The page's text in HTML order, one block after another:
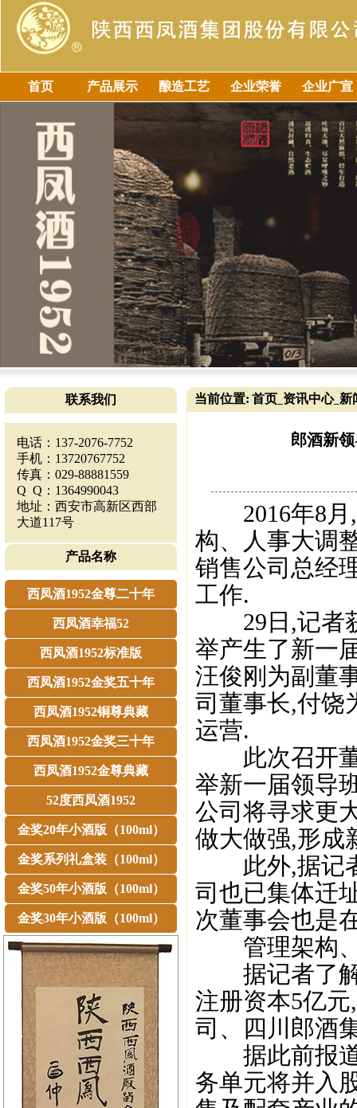
首页 产品展示 酿造工艺 企业荣誉 企业广宣
联系我们
电话：137-2076-7752
手机：13720767752
传真：029-88881559
Q Q：1364990043
地址：西安市高新区西部
大道117号
产品名称
西凤酒1952金尊二十年
西凤酒幸福52
西凤酒1952标准版
西凤酒1952金奖五十年
西凤酒1952铜尊典藏
西凤酒1952金奖三十年
西凤酒1952金尊典藏
52度西凤酒1952
金奖20年小酒版（100ml）
金奖系列礼盒装（100ml）
金奖50年小酒版（100ml）
金奖30年小酒版（100ml）
当前位置: 首页 资讯中心_ 新
郎酒新
2016年8月,
构、人事大调
销售公司总经
工作.
29日,记者获
举产生了新一
汪俊刚为副董
司董事长,付饶
运营.
此次召开董
举新一届领导
公司将寻求更
做大做强,形成
此外,据记者
司也已集体迁
次董事会也是
管理架构、
据记者了解,
注册资本5亿
司、四川郎酒
据此前报道,
务单元将并入